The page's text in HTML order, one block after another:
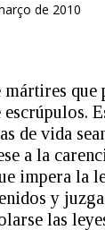
de 2010
mártires
escrúpulos.
de vida
a la
impera la
y
las